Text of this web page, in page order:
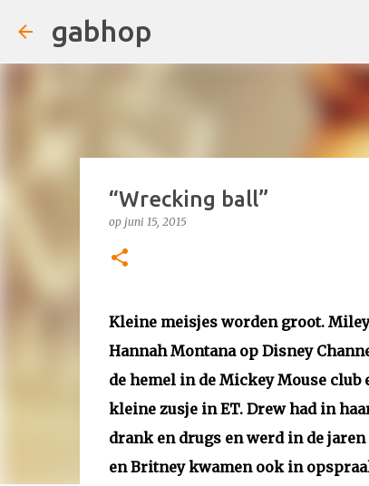
gabhop
“Wrecking ball”
op juni 15, 2015
Kleine meisjes worden groot.
Hannah Montana op Disney
de hemel in de Mickey Mouse
kleine zusje in ET. Drew had in
drank en drugs en werd in de
en Britney kwamen ook in